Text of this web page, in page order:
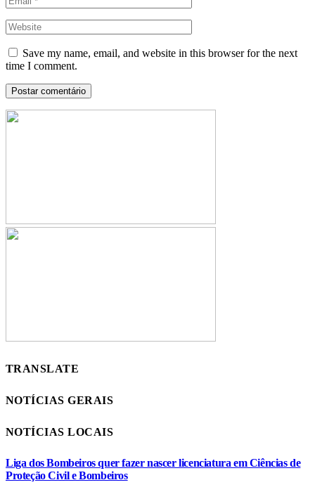
Save my name, email, and website in this browser for the next
time I comment.
TRANSLATE
NOTÍCIAS GERAIS
NOTÍCIAS LOCAIS
Liga dos Bombeiros quer fazer nascer licenciatura em Ciências de
Proteção Civil e Bombeiros